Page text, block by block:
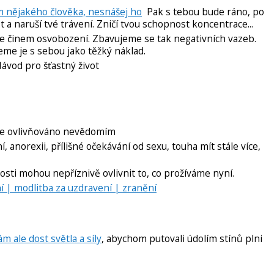
člověka, nesnášej ho Pak s tebou bude ráno, po
naruší tvé trávení. Zničí tvou schopnost koncentrace...
činem osvobození. Zbavujeme se tak negativních vazeb.
je s sebou jako těžký náklad.
pro šťastný život
ovlivňováno nevědomím
anorexii, přílišné očekávání od sexu, touha mít stále více,
mohou nepříznivě ovlivnit to, co prožíváme nyní.
| modlitba za uzdravení | zranění
ale dost světla a síly, abychom putovali údolím stínů plni